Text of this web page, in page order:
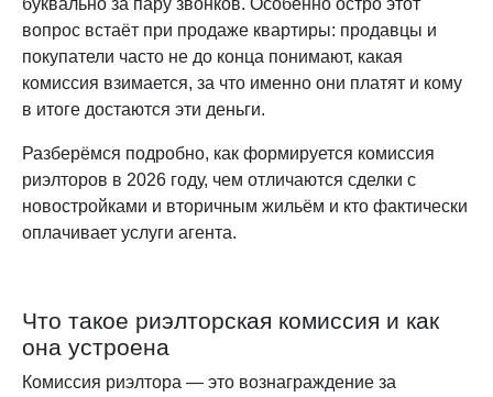
вопрос встаёт при продаже квартиры: продавцы и
покупатели часто не до конца понимают, какая
комиссия взимается, за что именно они платят и кому
в итоге достаются эти деньги.
Разберёмся подробно, как формируется комиссия
риэлторов в 2026 году, чем отличаются сделки с
новостройками и вторичным жильём и кто фактически
оплачивает услуги агента.
Что такое риэлторская комиссия и как
она устроена
Комиссия риэлтора — это вознаграждение за